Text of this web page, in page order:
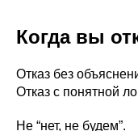
Когда вы
Отказ без
Отказ с понятной
Не “нет, не будем”.